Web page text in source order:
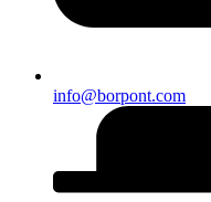
info@borpont.com